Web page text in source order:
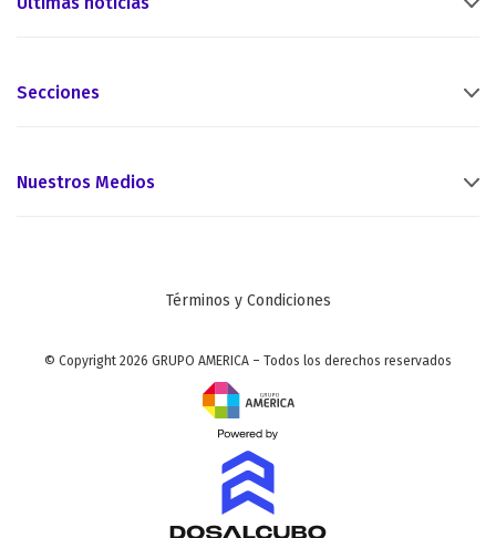
Secciones
Nuestros Medios
Términos y Condiciones
© Copyright 2026 GRUPO AMERICA – Todos los derechos reservados